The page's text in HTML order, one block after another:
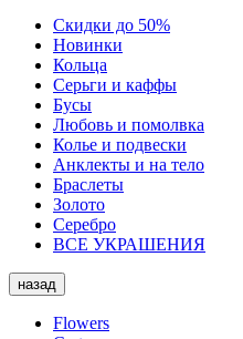
Скидки до 50%
Новинки
Кольца
Серьги и каффы
Бусы
Любовь и помолвка
Колье и подвески
Анклекты и на тело
Браслеты
Золото
Серебро
ВСЕ УКРАШЕНИЯ
назад
Flowers